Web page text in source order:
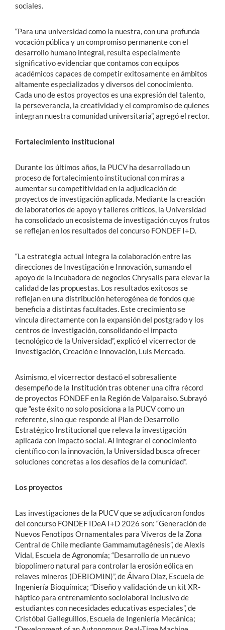
sociales.
“Para una universidad como la nuestra, con una profunda
vocación pública y un compromiso permanente con el
desarrollo humano integral, resulta especialmente
significativo evidenciar que contamos con equipos
académicos capaces de competir exitosamente en ámbitos
altamente especializados y diversos del conocimiento.
Cada uno de estos proyectos es una expresión del talento,
la perseverancia, la creatividad y el compromiso de quienes
integran nuestra comunidad universitaria”, agregó el rector.
Fortalecimiento institucional
Durante los últimos años, la PUCV ha desarrollado un
proceso de fortalecimiento institucional con miras a
aumentar su competitividad en la adjudicación de
proyectos de investigación aplicada. Mediante la creación
de laboratorios de apoyo y talleres críticos, la Universidad
ha consolidado un ecosistema de investigación cuyos frutos
se reflejan en los resultados del concurso FONDEF I+D.
“La estrategia actual integra la colaboración entre las
direcciones de Investigación e Innovación, sumando el
apoyo de la incubadora de negocios Chrysalis para elevar la
calidad de las propuestas. Los resultados exitosos se
reflejan en una distribución heterogénea de fondos que
beneficia a distintas facultades. Este crecimiento se
vincula directamente con la expansión del postgrado y los
centros de investigación, consolidando el impacto
tecnológico de la Universidad”, explicó el vicerrector de
Investigación, Creación e Innovación, Luis Mercado.
Asimismo, el vicerrector destacó el sobresaliente
desempeño de la Institución tras obtener una cifra récord
de proyectos FONDEF en la Región de Valparaíso. Subrayó
que “este éxito no solo posiciona a la PUCV como un
referente, sino que responde al Plan de Desarrollo
Estratégico Institucional que releva la investigación
aplicada con impacto social. Al integrar el conocimiento
científico con la innovación, la Universidad busca ofrecer
soluciones concretas a los desafíos de la comunidad”.
Los proyectos
Las investigaciones de la PUCV que se adjudicaron fondos
del concurso FONDEF IDeA I+D 2026 son: “Generación de
Nuevos Fenotipos Ornamentales para Viveros de la Zona
Central de Chile mediante Gammamutagénesis”, de Alexis
Vidal, Escuela de Agronomía; “Desarrollo de un nuevo
biopolímero natural para controlar la erosión eólica en
relaves mineros (DEBIOMIN)”, de Álvaro Díaz, Escuela de
Ingeniería Bioquímica; “Diseño y validación de un kit XR-
háptico para entrenamiento sociolaboral inclusivo de
estudiantes con necesidades educativas especiales”, de
Cristóbal Galleguillos, Escuela de Ingeniería Mecánica;